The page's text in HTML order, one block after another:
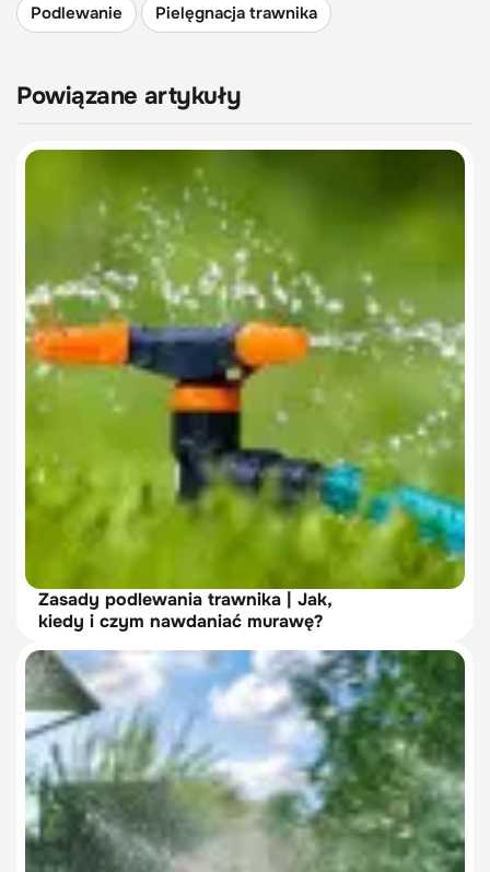
Podlewanie Pielęgnacja trawnika
Powiązane artykuły
Zasady podlewania trawnika | Jak,
kiedy i czym nawdaniać murawę?